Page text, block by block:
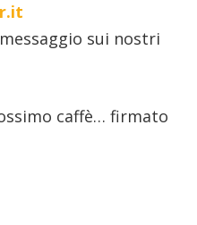
sui nostri
caffè… firmato